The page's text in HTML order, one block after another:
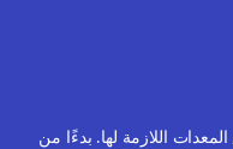
اللازمة لها. بدءًا من